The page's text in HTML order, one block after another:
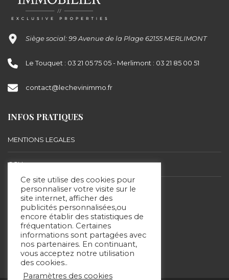
Siège social: 99 Avenue de la Plage 62155 MERLIMONT
Le Touquet : 03 21 05 75 05 - Merlimont : 03 21 85 00 51
contact@lechevinimmo.fr
INFOS PRATIQUES
MENTIONS LEGALES
CGU
BARÈME D’HONORAIRES
SUIVEZ-NOUS
Ce site utilise des cookies pour
personnaliser votre visite sur le
site internet, afficher des
publicités personnalisées,ou
encore établir des statistiques de
fréquentation. Certaines
informations sont partagées avec
nos partenaires. En continuant,
vous acceptez notre utilisation
des cookies..
Paramètres des cookies